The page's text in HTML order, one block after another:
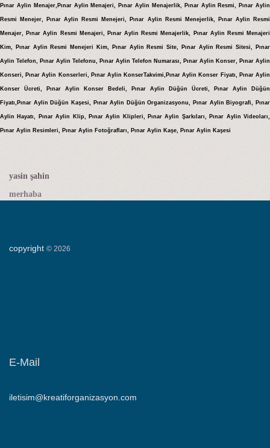
Pınar Aylin Menajer,Pınar Aylin Menajeri, Pınar Aylin Menajerlik, Pınar Aylin Resmi, Pınar Aylin
Resmi Menejer, Pınar Aylin Resmi Menejeri, Pınar Aylin Resmi Menejerlik, Pınar Aylin Resmi
Menajer, Pınar Aylin Resmi Menajeri, Pınar Aylin Resmi Menajerlik, Pınar Aylin Resmi Menajeri
Kim, Pınar Aylin Resmi Menejeri Kim, Pınar Aylin Resmi Site, Pınar Aylin Resmi Sitesi, Pınar
Aylin Telefon, Pınar Aylin Telefonu, Pınar Aylin Telefon Numarası, Pınar Aylin Konser, Pınar Aylin
Konseri, Pınar Aylin Konserleri, Pınar Aylin KonserTakvimi,Pınar Aylin Konser Fiyatı, Pınar Aylin
Konser Ücreti, Pınar Aylin Konser Bedeli, Pınar Aylin Düğün Ücreti, Pınar Aylin Düğün
Fiyatı,Pınar Aylin Düğün Kaşesi, Pınar Aylin Düğün Organizasyonu, Pınar Aylin Biyografi, Pınar
Aylin Hayatı, Pınar Aylin Klip, Pınar Aylin Klipleri, Pınar Aylin Şarkıları, Pınar Aylin Videoları,
Pınar Aylin Resimleri, Pınar Aylin Fotoğrafları, Pınar Aylin Kaşe, Pınar Aylin Kaşesi
yasin şahin
merhaba
copyright © 2026
E-Mail
iletisim@kreatiforganizasyon.com